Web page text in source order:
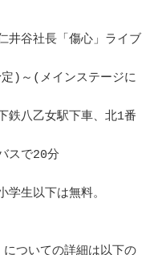
鉄八乙女駅下車、北1番
生以下は無料。
ついての詳細は以下の